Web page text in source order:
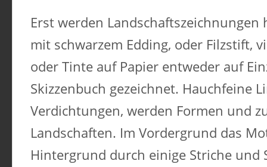
Erst werden Landschaftszeichnungen
mit schwarzem Edding, oder Filzstift,
oder Tinte auf Papier entweder auf
Skizzenbuch gezeichnet. Hauchfeine
Verdichtungen, werden Formen und
Landschaften. Im Vordergrund das
Hintergrund durch einige Striche und